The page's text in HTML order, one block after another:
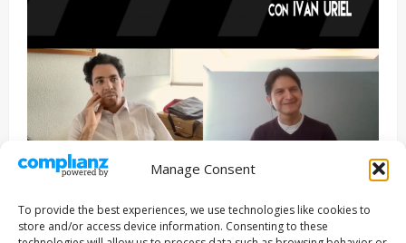
Manage Consent
To provide the best experiences, we use technologies like cookies to
store and/or access device information. Consenting to these
Entrevista Series
ENCUENTROS CON IVÁN URIEL T3E22: JUAN PATRICIO